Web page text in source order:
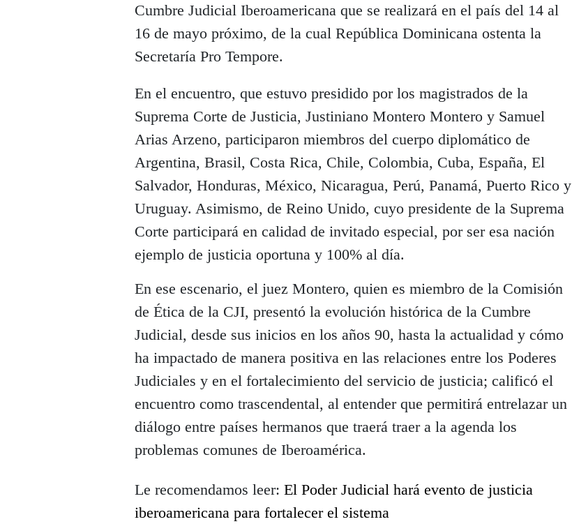
Cumbre Judicial Iberoamericana que se realizará en el país del 14 al
16 de mayo próximo, de la cual República Dominicana ostenta la
Secretaría Pro Tempore.
En el encuentro, que estuvo presidido por los magistrados de la
Suprema Corte de Justicia, Justiniano Montero Montero y Samuel
Arias Arzeno, participaron miembros del cuerpo diplomático de
Argentina, Brasil, Costa Rica, Chile, Colombia, Cuba, España, El
Salvador, Honduras, México, Nicaragua, Perú, Panamá, Puerto Rico y
Uruguay. Asimismo, de Reino Unido, cuyo presidente de la Suprema
Corte participará en calidad de invitado especial, por ser esa nación
ejemplo de justicia oportuna y 100% al día.
En ese escenario, el juez Montero, quien es miembro de la Comisión
de Ética de la CJI, presentó la evolución histórica de la Cumbre
Judicial, desde sus inicios en los años 90, hasta la actualidad y cómo
ha impactado de manera positiva en las relaciones entre los Poderes
Judiciales y en el fortalecimiento del servicio de justicia; calificó el
encuentro como trascendental, al entender que permitirá entrelazar un
diálogo entre países hermanos que traerá traer a la agenda los
problemas comunes de Iberoamérica.
Le recomendamos leer: El Poder Judicial hará evento de justicia
iberoamericana para fortalecer el sistema